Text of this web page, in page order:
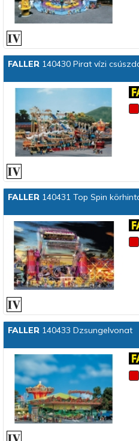
FALLER140430 Pirat vízi
FALLER140431 Top Spin
FALLER140433 Dzsungelvonat